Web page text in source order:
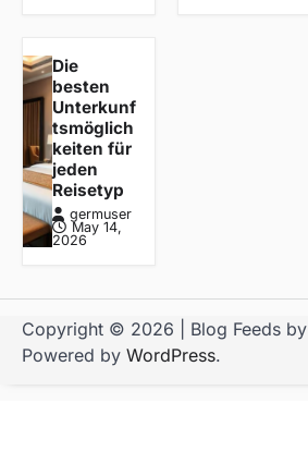
Die
besten
Unterkunf
tsmöglich
keiten für
jeden
Reisetyp
germuser
May 14,
2026
Copyright © 2026 | Blog Feeds by
Powered by WordPress.